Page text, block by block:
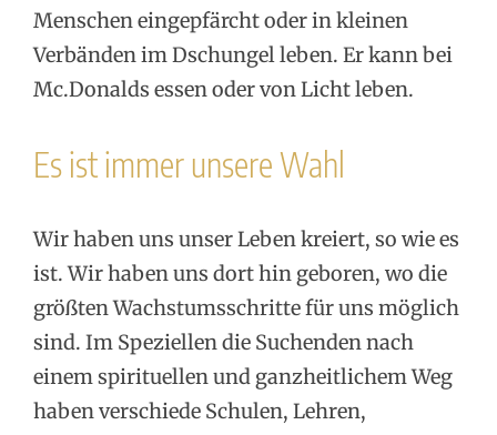
Menschen eingepfärcht oder in kleinen
Verbänden im Dschungel leben. Er kann bei
Mc.Donalds essen oder von Licht leben.
Es ist immer unsere Wahl
Wir haben uns unser Leben kreiert, so wie es
ist. Wir haben uns dort hin geboren, wo die
größten Wachstumsschritte für uns möglich
sind. Im Speziellen die Suchenden nach
einem spirituellen und ganzheitlichem Weg
haben verschiede Schulen, Lehren,